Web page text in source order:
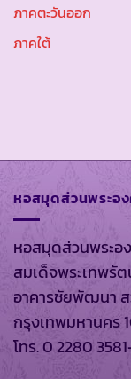
ภาคตะวันออก
ภาคใต้
หอสมุดส่วนพระอ
หอสมุดส่วนพระอ
สมเด็จพระเทพรั
อาคารชัยพัฒนา
กรุงเทพมหานคร
โทร. 0 2280